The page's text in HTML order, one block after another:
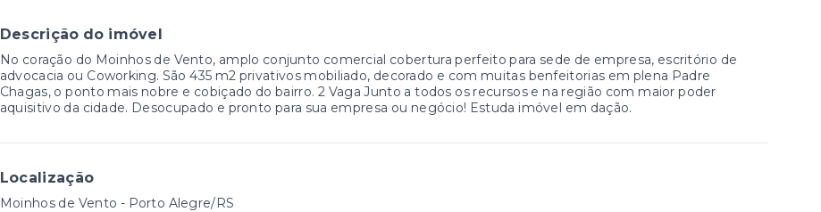
Descrição do imóvel
No coração do Moinhos de Vento, amplo conjunto comercial cobertura perfeito para sede de empresa, escritório de
advocacia ou Coworking. São 435 m2 privativos mobiliado, decorado e com muitas benfeitorias em plena Padre
Chagas, o ponto mais nobre e cobiçado do bairro. 2 Vaga Junto a todos os recursos e na região com maior poder
aquisitivo da cidade. Desocupado e pronto para sua empresa ou negócio! Estuda imóvel em dação.
Localização
Moinhos de Vento - Porto Alegre/RS